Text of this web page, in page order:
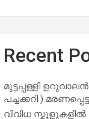
Recent
മുട്ടപ്പള്ളി ഉറുവാലൻ
പച്ചക്കറി )
വിവിധ